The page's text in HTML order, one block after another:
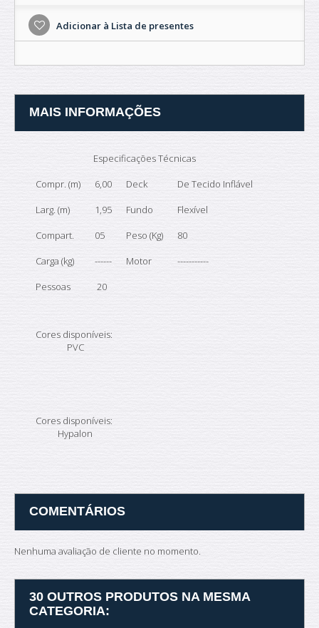
Adicionar à Lista de presentes
MAIS INFORMAÇÕES
Especificações Técnicas
Compr. (m)
6,00 Deck
De Tecido Inflável
Larg. (m)
1,95 Fundo
Flexível
Compart.
05 Peso (Kg)
80
Carga (kg)
------ Motor
-----------
Pessoas
20
Cores disponíveis:
PVC
Cores disponíveis:
Hypalon
COMENTÁRIOS
Nenhuma avaliação de cliente no momento.
30 OUTROS PRODUTOS NA MESMA
CATEGORIA: